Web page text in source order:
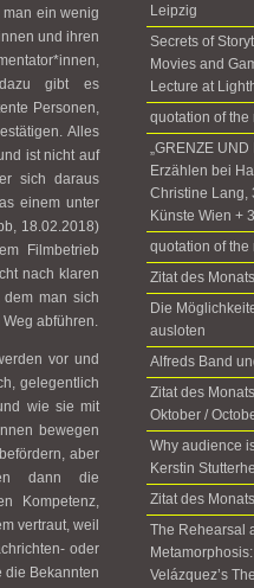
ein wenig
und ihren
gibt es
Personen,
Alles
ist nicht auf
sich daraus
einem unter
18.02.2018)
Filmbetrieb
nach klaren
man sich
abführen.
vor und
gelegentlich
wie sie mit
bewegen
aber
dann die
Kompetenz,
vertraut, weil
oder
die Bekannten
Leipzig
Secrets of
Movies and
Lecture at
quotation of the
„GRENZE
Erzählen bei
Christine Lang,
Künste Wien +
quotation of the
Zitat des
Die
ausloten
Alfreds Band
Zitat des
Oktober /
Why audience
Kerstin
Zitat des
The Rehearsal
Velázquez’s